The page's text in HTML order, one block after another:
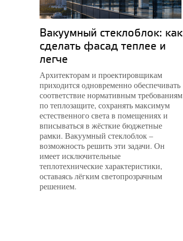
Вакуумный стеклоблок: как
сделать фасад теплее и
легче
Архитекторам и проектировщикам
приходится одновременно обеспечивать
соответствие нормативным требованиям
по теплозащите, сохранять максимум
естественного света в помещениях и
вписываться в жёсткие бюджетные
рамки. Вакуумный стеклоблок –
возможность решить эти задачи. Он
имеет исключительные
теплотехнические характеристики,
оставаясь лёгким светопрозрачным
решением.